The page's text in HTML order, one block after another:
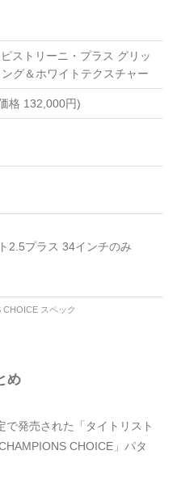
ストリーニ・プラス グリッ
グ＆ホワイトテクスチャー
格 132,000円)
2.5プラス 34インチのみ
CHOICE スペック
め
発売された「タイトリスト
CHOICE」パタ